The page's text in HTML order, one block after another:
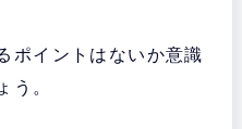
ポイントはないか意識
う。